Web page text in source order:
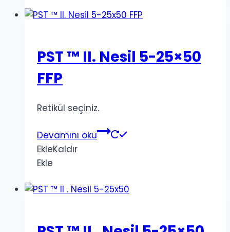
PST ™ II. Nesil 5-25×50
FFP
Retikül seçiniz.
Devamını oku
EkleKaldır
Ekle